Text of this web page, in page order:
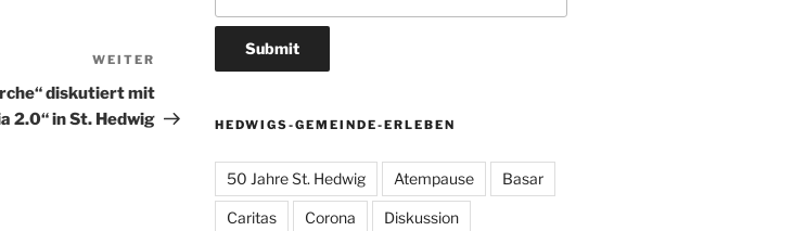
Beitrag
WEITER
diskutiert mit
2.0“ in St. Hedwig
HEDWIGS-GEMEINDE-ERLEBEN
50 Jahre St. Hedwig Atempause Basar
Caritas Corona Diskussion